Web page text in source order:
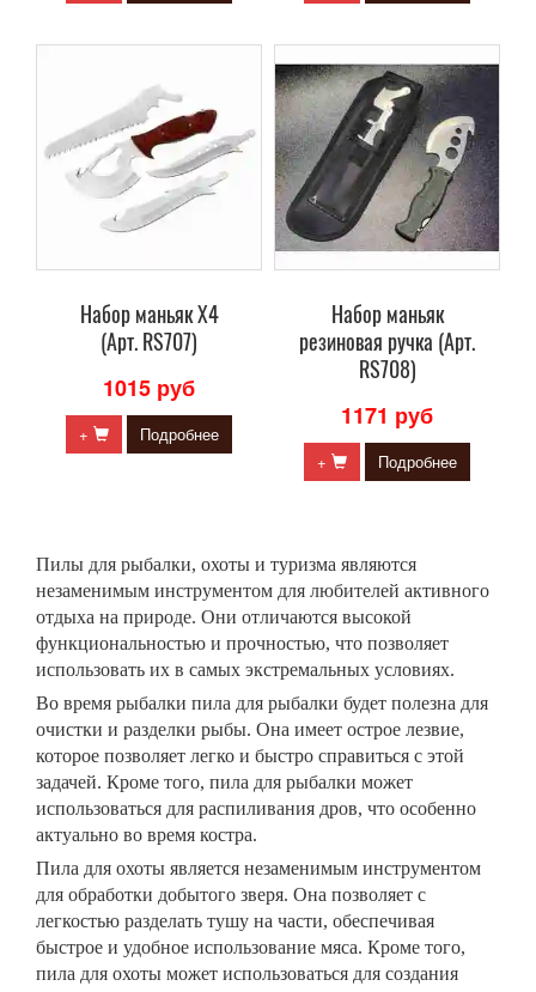
Набор маньяк X4
(Арт. RS707)
1015 руб
+ Подробнее
Набор маньяк
резиновая ручка (Арт.
RS708)
1171 руб
+ Подробнее
Пилы для рыбалки, охоты и туризма являются
незаменимым инструментом для любителей активного
отдыха на природе. Они отличаются высокой
функциональностью и прочностью, что позволяет
использовать их в самых экстремальных условиях.
Во время рыбалки пила для рыбалки будет полезна для
очистки и разделки рыбы. Она имеет острое лезвие,
которое позволяет легко и быстро справиться с этой
задачей. Кроме того, пила для рыбалки может
использоваться для распиливания дров, что особенно
актуально во время костра.
Пила для охоты является незаменимым инструментом
для обработки добытого зверя. Она позволяет с
легкостью разделать тушу на части, обеспечивая
быстрое и удобное использование мяса. Кроме того,
пила для охоты может использоваться для создания